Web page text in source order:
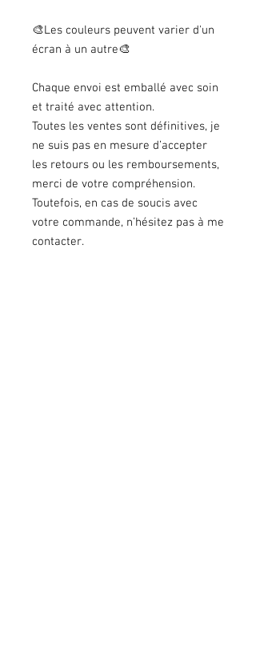
🎨Les couleurs peuvent varier d'un
écran à un autre🎨
Chaque envoi est emballé avec soin
et traité avec attention.
Toutes les ventes sont définitives, je
ne suis pas en mesure d’accepter
les retours ou les remboursements,
merci de votre compréhension.
Toutefois, en cas de soucis avec
votre commande, n’hésitez pas à me
contacter.